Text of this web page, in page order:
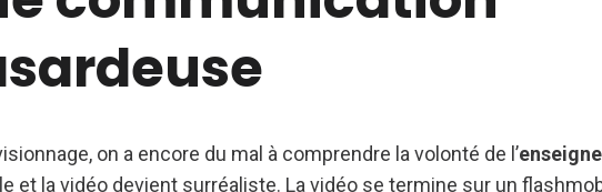
on a encore du mal à comprendre la volonté de l’enseigne
et la vidéo devient surréaliste. La vidéo se termine sur un